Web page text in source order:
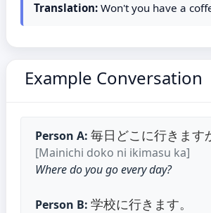
Translation:Won't you have a
Example Conversation
Person A: 毎日どこに行きます
[Mainichi doko ni ikimasu ka]
Where do you go every day?
Person B: 学校に行きます。